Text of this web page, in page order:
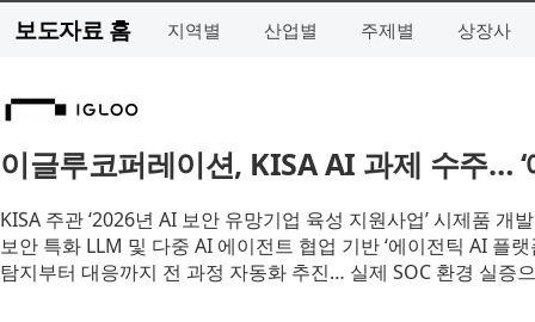
보도자료 홈 지역별 산업별 주제별 상장사
이글루코퍼레이션, KISA AI 과제 수주…
KISA 주관 ‘2026년 AI 보안 유망기업 육성 지원사업’ 시제품 개
보안 특화 LLM 및 다중 AI 에이전트 협업 기반 ‘에이전틱 AI 플랫
탐지부터 대응까지 전 과정 자동화 추진… 실제 SOC 환경 실증